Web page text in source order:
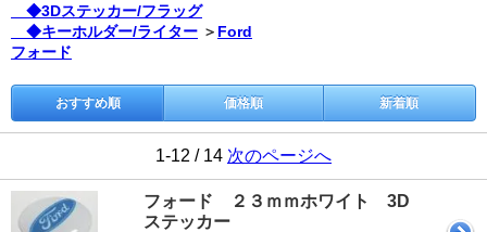
◆3Dステッカー/フラッグ
◆キーホルダー/ライター ＞ Ford
フォード
おすすめ順 価格順 新着順
1-12 / 14 次のページへ
フォード ２３ｍｍホワイト 3D
ステッカー